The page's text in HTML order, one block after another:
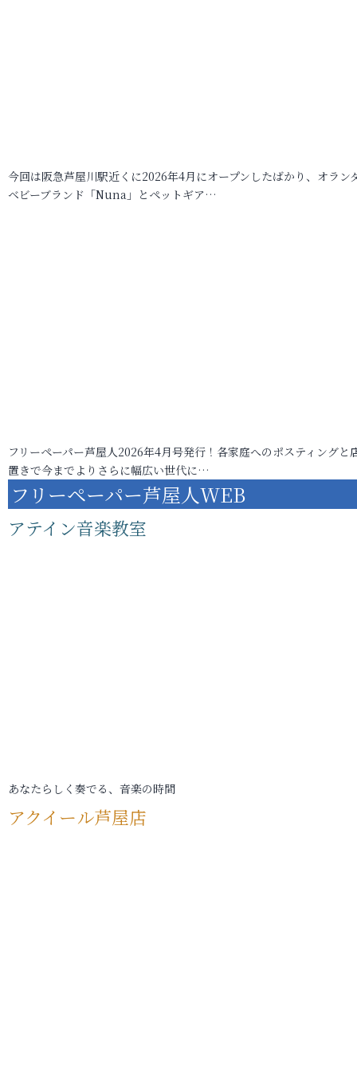
今回は阪急芦屋川駅近くに2026年4月にオープンしたばかり、オラン
ベビーブランド「Nuna」とペットギア…
フリーペーパー芦屋人2026年4月号発行！各家庭へのポスティングと
置きで今までよりさらに幅広い世代に…
フリーペーパー芦屋人WEB
アテイン音楽教室
あなたらしく奏でる、音楽の時間
アクイール芦屋店